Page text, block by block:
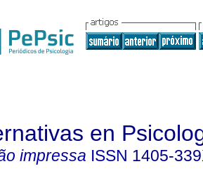
en
impressa ISSN 1405-